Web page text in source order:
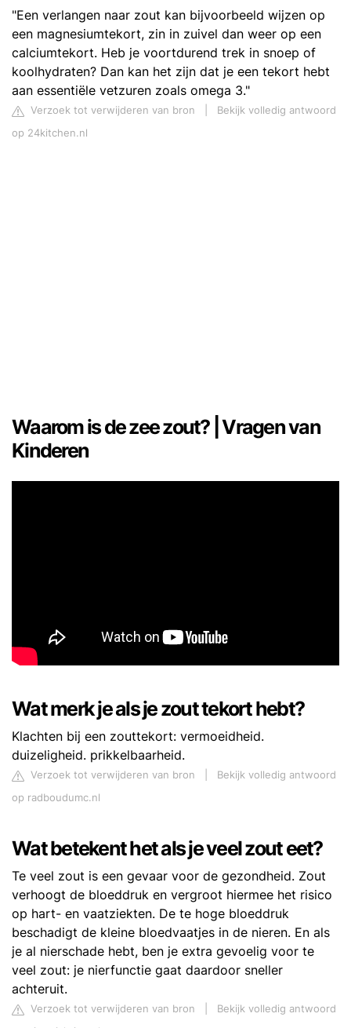
"Een verlangen naar zout kan bijvoorbeeld wijzen op
een magnesiumtekort, zin in zuivel dan weer op een
calciumtekort. Heb je voortdurend trek in snoep of
koolhydraten? Dan kan het zijn dat je een tekort hebt
aan essentiële vetzuren zoals omega 3."
Verzoek tot verwijderen van bron
Bekijk volledig antwoord
op 24kitchen.nl
Waarom is de zee zout? | Vragen van
Kinderen
Wat merk je als je zout tekort hebt?
Klachten bij een zouttekort: vermoeidheid.
duizeligheid. prikkelbaarheid.
Verzoek tot verwijderen van bron
Bekijk volledig antwoord
op radboudumc.nl
Wat betekent het als je veel zout eet?
Te veel zout is een gevaar voor de gezondheid. Zout
verhoogt de bloeddruk en vergroot hiermee het risico
op hart- en vaatziekten. De te hoge bloeddruk
beschadigt de kleine bloedvaatjes in de nieren. En als
je al nierschade hebt, ben je extra gevoelig voor te
veel zout: je nierfunctie gaat daardoor sneller
achteruit.
Verzoek tot verwijderen van bron
Bekijk volledig antwoord